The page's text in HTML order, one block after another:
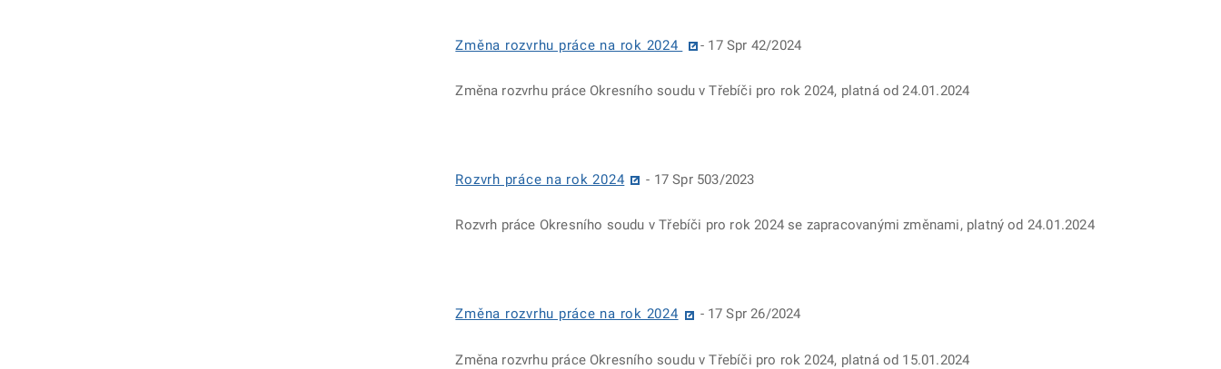
Změna rozvrhu práce na rok 2024 - 17 Spr 42/2024
Změna rozvrhu práce Okresního soudu v Třebíči pro rok 2024, platná od 24.01.2024
Rozvrh práce na rok 2024 - 17 Spr 503/2023
Rozvrh práce Okresního soudu v Třebíči pro rok 2024 se zapracovanými změnami, platný od 24.01.2024
Změna rozvrhu práce na rok 2024 - 17 Spr 26/2024
Změna rozvrhu práce Okresního soudu v Třebíči pro rok 2024, platná od 15.01.2024